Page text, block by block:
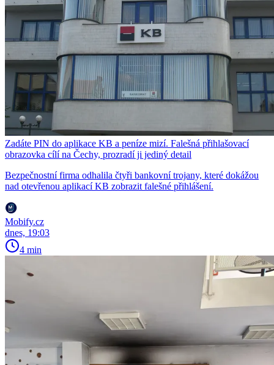
Zadáte PIN do aplikace KB a peníze mizí. Falešná přihlašovací
obrazovka cílí na Čechy, prozradí ji jediný detail
Bezpečnostní firma odhalila čtyři bankovní trojany, které dokážou
nad otevřenou aplikací KB zobrazit falešné přihlášení.
Mobify.cz
dnes, 19:03
4 min